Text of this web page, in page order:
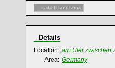
Label Panorama
Details
Location: am Ufer zwischen
Area: Germany